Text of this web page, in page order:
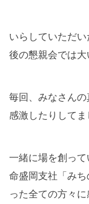
いらしていただ
後の懇親会では大
毎回、みなさん
感激したりしてま
一緒に場を創っ
命盛岡支社「み
った全ての方々に